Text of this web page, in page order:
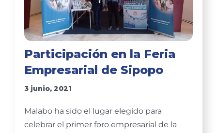
Participación en la Feria
Empresarial de Sipopo
3 junio, 2021
Malabo ha sido el lugar elegido para
celebrar el primer foro empresarial de la